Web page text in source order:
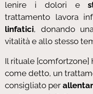
lenire i dolori e
trattamento lavora
linfatici, donando
vitalità e allo stesso
Il rituale [comfortzone]
come detto, un
consigliato per